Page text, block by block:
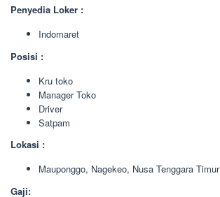
Penyedia Loker :
Indomaret
Posisi :
Kru toko
Manager Toko
Driver
Satpam
Lokasi :
Mauponggo, Nagekeo, Nusa Tenggara Timur
Gaji: